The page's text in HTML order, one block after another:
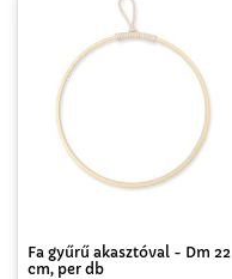
Fa gyűrű akasztóval - Dm 22
cm, per db